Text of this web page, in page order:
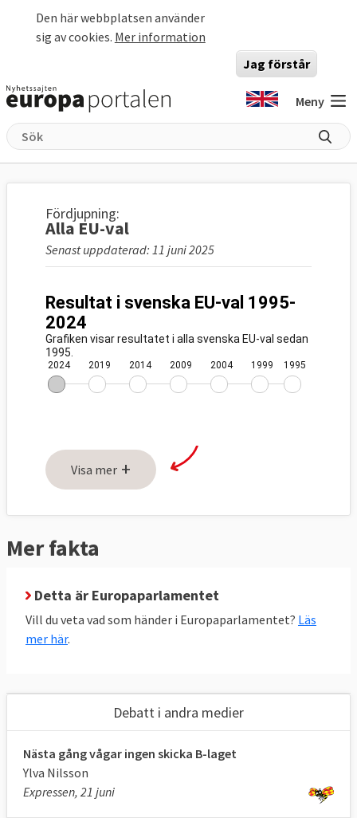
Den här webbplatsen använder
sig av cookies. Mer information
Jag förstår
Meny
Fördjupning:
Alla EU-val
Senast uppdaterad: 11 juni 2025
Visa mer +
Mer fakta
Detta är Europaparlamentet
Vill du veta vad som händer i Europaparlamentet? Läs
mer här.
Debatt i andra medier
Nästa gång vågar ingen skicka B-laget
Ylva Nilsson
Expressen, 21 juni